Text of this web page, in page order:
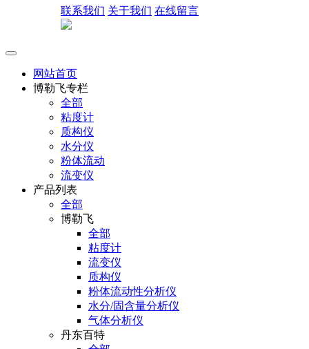
联系我们 关于我们 在线留言
网站首页
博勒飞专栏
全部
粘度计
质构仪
水分仪
粉体流动
流变仪
产品列表
全部
博勒飞
全部
粘度计
流变仪
质构仪
粉体流动性分析仪
水分/固含量分析仪
气体分析仪
丹东百特